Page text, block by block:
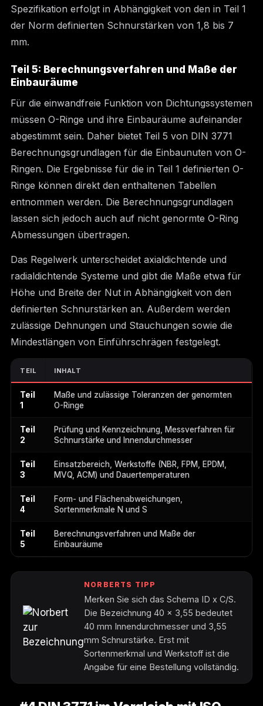
Spezifikation erfolgt in Abhängigkeit von den in Teil 1
der Norm definierten Schnurstärken von 1,8 bis 7
mm.
Teil 5: Berechnungsverfahren und Maße der
Einbauräume
Für die einwandfreie Funktion von Dichtungssystemen
müssen O-Ringe und ihre Einbauräume aufeinander
abgestimmt sein. Daher bietet Teil 5 von DIN 3771
Berechnungsgrundlagen für die Einbaunuten von O-
Ringen. Die Ergebnisse für die in Teil 1 definierten O-
Ringe können direkt den enthaltenen Tabellen
entnommen werden. Die Berechnungsgrundlagen
lassen sich jedoch auch auf nicht genormte O-Ring
Abmessungen übertragen.
Das Regelwerk unterscheidet axialdichtende und
radialdichtende Systeme und gibt die Maße etwa für
Höhe und Breite der Nut in Abhängigkeit von den
definierten Schnurstärken an. Außerdem werden
zulässige Dehnungen und Stauchungen sowie die
Mindestlängen von Einführschrägen festgelegt.
TEIL INHALT
Teil
1
Maße und zulässige Toleranzen der genormten
O-Ringe
Teil
2
Prüfung und Kennzeichnung, Messverfahren für
Schnurstärke und Innendurchmesser
Teil
3
Einsatzbereich, Werkstoffe (NBR, FPM, EPDM,
MVQ, ACM) und Dauertemperaturen
Teil
4
Form- und Flächenabweichungen,
Sortenmerkmale N und S
Teil
5
Berechnungsverfahren und Maße der
Einbauräume
NORBERTS TIPP
Merken Sie sich das Schema ID x C/S.
Die Bezeichnung 40 x 3,55 bedeutet
40 mm Innendurchmesser und 3,55
mm Schnurstärke. Erst mit
Sortenmerkmal und Werkstoff ist die
Angabe für eine Bestellung vollständig.